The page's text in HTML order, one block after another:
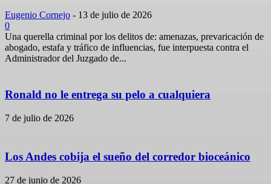
Eugenio Cornejo - 13 de julio de 2026
0
Una querella criminal por los delitos de: amenazas, prevaricación de
abogado, estafa y tráfico de influencias, fue interpuesta contra el
Administrador del Juzgado de...
Ronald no le entrega su pelo a cualquiera
7 de julio de 2026
Los Andes cobija el sueño del corredor bioceánico
27 de junio de 2026